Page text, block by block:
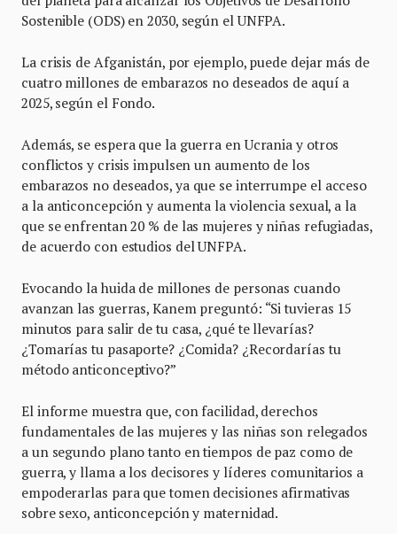
Sostenible (ODS) en 2030, según el UNFPA.
La crisis de Afganistán, por ejemplo, puede dejar más de
cuatro millones de embarazos no deseados de aquí a
2025, según el Fondo.
Además, se espera que la guerra en Ucrania y otros
conflictos y crisis impulsen un aumento de los
embarazos no deseados, ya que se interrumpe el acceso
a la anticoncepción y aumenta la violencia sexual, a la
que se enfrentan 20 % de las mujeres y niñas refugiadas,
de acuerdo con estudios del UNFPA.
Evocando la huida de millones de personas cuando
avanzan las guerras, Kanem preguntó: “Si tuvieras 15
minutos para salir de tu casa, ¿qué te llevarías?
¿Tomarías tu pasaporte? ¿Comida? ¿Recordarías tu
método anticonceptivo?”
El informe muestra que, con facilidad, derechos
fundamentales de las mujeres y las niñas son relegados
a un segundo plano tanto en tiempos de paz como de
guerra, y llama a los decisores y líderes comunitarios a
empoderarlas para que tomen decisiones afirmativas
sobre sexo, anticoncepción y maternidad.